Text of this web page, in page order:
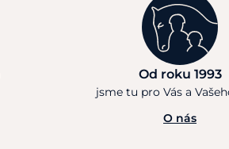
Od roku 1993
jsme tu pro Vás a
O nás